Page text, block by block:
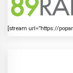
[stream url=”https://